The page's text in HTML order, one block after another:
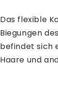
Das flexible
Biegungen
befindet sich
Haare und